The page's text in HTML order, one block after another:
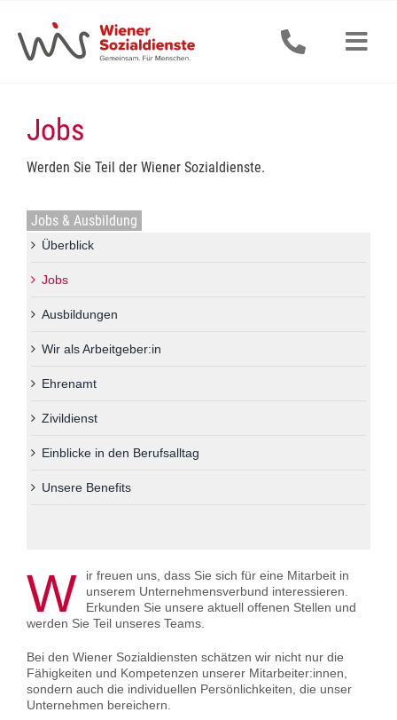
springen
Kinder & Jugendliche
Jobs & Ausbildung
Aktuelles
Kontakt
Jobs
Werden Sie Teil der Wiener Sozialdienste.
Jobs & Ausbildung
Überblick
Jobs
Ausbildungen
Wir als Arbeitgeber:in
Ehrenamt
Zivildienst
Einblicke in den Berufsalltag
Unsere Benefits
W
ir freuen uns, dass Sie sich für eine Mitarbeit in
unserem Unternehmensverbund interessieren.
Erkunden Sie unsere aktuell offenen Stellen und
werden Sie Teil unseres Teams.
Bei den Wiener Sozialdiensten schätzen wir nicht nur die
Fähigkeiten und Kompetenzen unserer Mitarbeiter:innen,
sondern auch die individuellen Persönlichkeiten, die unser
Unternehmen bereichern.